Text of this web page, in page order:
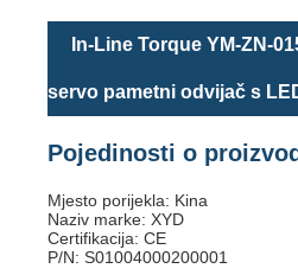
In-Line Torque YM-ZN-
servo pametni odvijač s
Pojedinosti o
Mjesto porijekla: Kina
Naziv marke: XYD
Certifikacija: CE
P/N: S01004000200001